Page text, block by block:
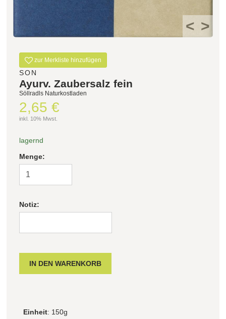
< >
zur Merkliste hinzufügen
SON
Ayurv. Zaubersalz fein
Söllradls Naturkostladen
2,65 €
inkl. 10% Mwst.
lagernd
Menge:
Notiz:
Einheit: 150g